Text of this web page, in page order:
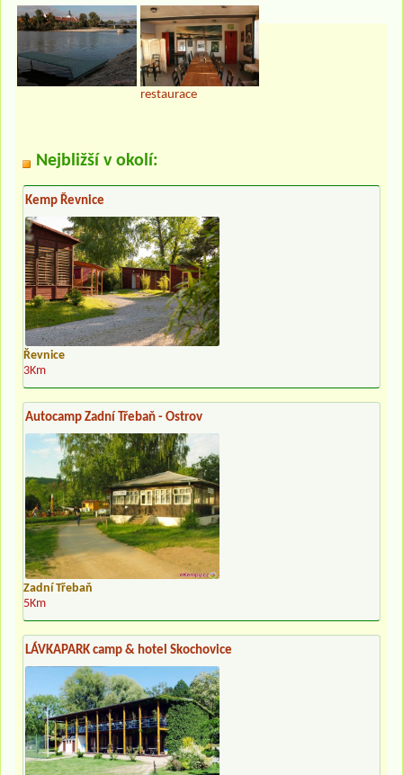
restaurace
Nejbližší v okolí:
Kemp Řevnice
Řevnice
3Km
Autocamp Zadní Třebaň - Ostrov
Zadní Třebaň
5Km
LÁVKAPARK camp & hotel Skochovice